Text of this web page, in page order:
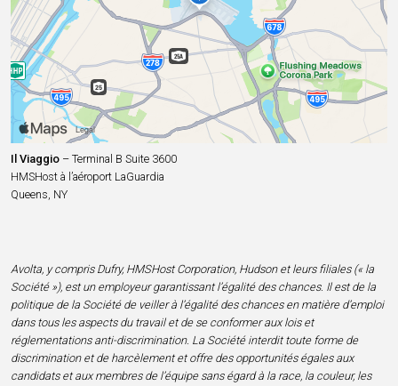
Il Viaggio – Terminal B Suite 3600
HMSHost à l’aéroport LaGuardia
Queens, NY
Avolta, y compris Dufry, HMSHost Corporation, Hudson et leurs filiales (« la
Société »), est un employeur garantissant l’égalité des chances. Il est de la
politique de la Société de veiller à l’égalité des chances en matière d’emploi
dans tous les aspects du travail et de se conformer aux lois et
réglementations anti-discrimination. La Société interdit toute forme de
discrimination et de harcèlement et offre des opportunités égales aux
candidats et aux membres de l’équipe sans égard à la race, la couleur, les